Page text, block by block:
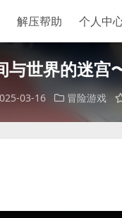
解压帮助 个人中
与世界的迷
03-16 冒险游戏